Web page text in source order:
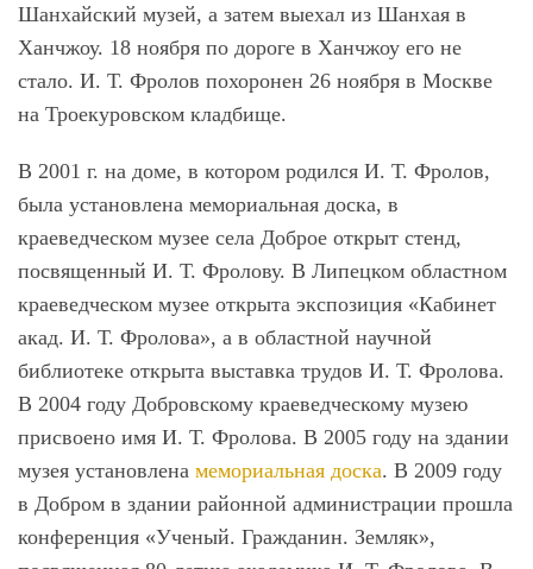
Шанхайский музей, а затем выехал из Шанхая в
Ханчжоу. 18 ноября по дороге в Ханчжоу его не
стало. И. Т. Фролов похоронен 26 ноября в Москве
на Троекуровском кладбище.
В 2001 г. на доме, в котором родился И. Т. Фролов,
была установлена мемориальная доска, в
краеведческом музее села Доброе открыт стенд,
посвященный И. Т. Фролову. В Липецком областном
краеведческом музее открыта экспозиция «Кабинет
акад. И. Т. Фролова», а в областной научной
библиотеке открыта выставка трудов И. Т. Фролова.
В 2004 году Добровскому краеведческому музею
присвоено имя И. Т. Фролова. В 2005 году на здании
музея установлена мемориальная доска. В 2009 году
в Добром в здании районной администрации прошла
конференция «Ученый. Гражданин. Земляк»,